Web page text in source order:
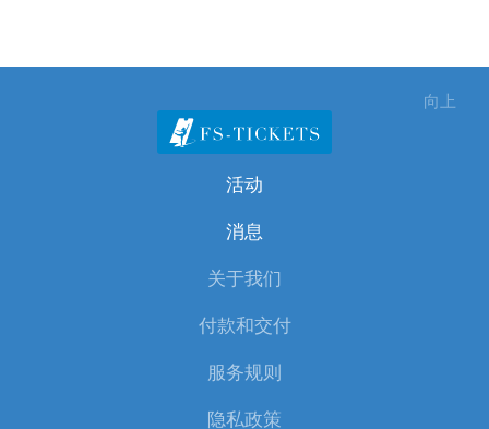
向上
活动
消息
关于我们
付款和交付
服务规则
隐私政策